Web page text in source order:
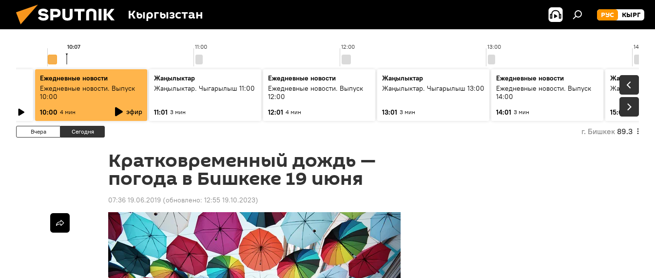
Кыргызстан РУС КЫРГ
11:00 12:00 13:00 14:00
10:07
Ежедневные новости
Ежедневные новости. Выпуск
10:00
10:00 4 мин эфир
Жаңылыктар
Жаңылыктар. Чыгарылыш 11:00
11:01 3 мин
Ежедневные новости
Ежедневные новости. Выпуск
12:00
12:01 4 мин
Жаңылыктар
Жаңылыктар. Чыгарылыш 13:00
13:01 3 мин
Ежедневные новости
Ежедневные новости. Выпуск
14:00
14:01 3 мин
Жаңылыктар
15:01 3 мин
Вчера Сегодня г. Бишкек 89.3
Кратковременный дождь —
погода в Бишкеке 19 июня
07:36 19.06.2019 (обновлено: 12:55 19.10.2023)